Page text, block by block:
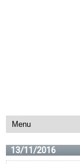
13/11/2016